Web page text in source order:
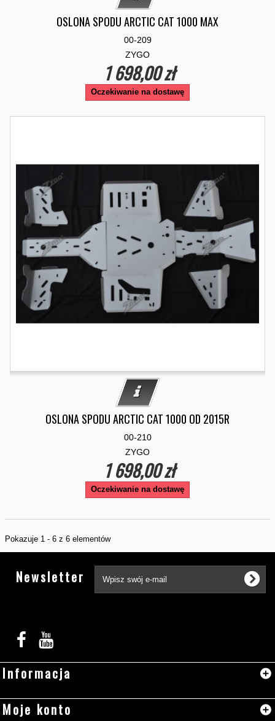
OSLONA SPODU ARCTIC CAT 1000 MAX
00-209
ZYGO
1 698,00 zł
Oczekiwanie na dostawę
OSLONA SPODU ARCTIC CAT 1000 OD 2015R
00-210
ZYGO
1 698,00 zł
Oczekiwanie na dostawę
Pokazuje 1 - 6 z 6 elementów
Newsletter
Informacja
Moje konto